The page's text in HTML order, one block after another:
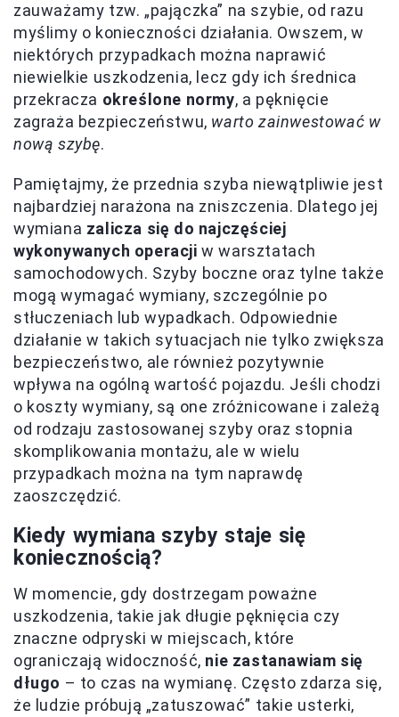
zauważamy tzw. „pajączka” na szybie, od razu
myślimy o konieczności działania. Owszem, w
niektórych przypadkach można naprawić
niewielkie uszkodzenia, lecz gdy ich średnica
przekracza określone normy, a pęknięcie
zagraża bezpieczeństwu, warto zainwestować w
nową szybę.
Pamiętajmy, że przednia szyba niewątpliwie jest
najbardziej narażona na zniszczenia. Dlatego jej
wymiana zalicza się do najczęściej
wykonywanych operacji w warsztatach
samochodowych. Szyby boczne oraz tylne także
mogą wymagać wymiany, szczególnie po
stłuczeniach lub wypadkach. Odpowiednie
działanie w takich sytuacjach nie tylko zwiększa
bezpieczeństwo, ale również pozytywnie
wpływa na ogólną wartość pojazdu. Jeśli chodzi
o koszty wymiany, są one zróżnicowane i zależą
od rodzaju zastosowanej szyby oraz stopnia
skomplikowania montażu, ale w wielu
przypadkach można na tym naprawdę
zaoszczędzić.
Kiedy wymiana szyby staje się
koniecznością?
W momencie, gdy dostrzegam poważne
uszkodzenia, takie jak długie pęknięcia czy
znaczne odpryski w miejscach, które
ograniczają widoczność, nie zastanawiam się
długo – to czas na wymianę. Często zdarza się,
że ludzie próbują „zatuszować” takie usterki,